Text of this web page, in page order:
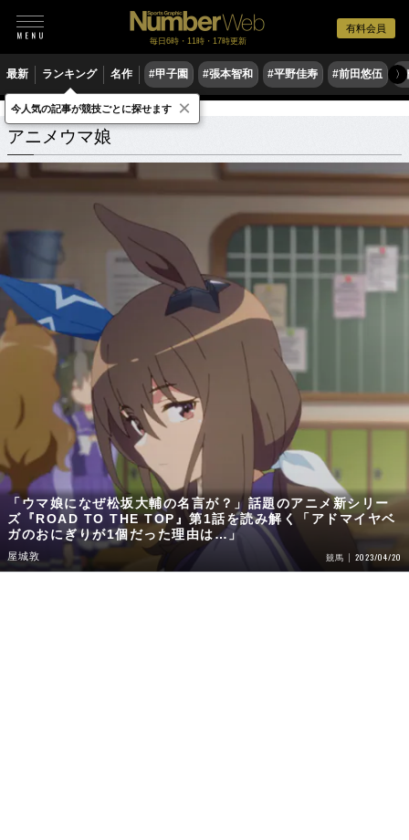
有料会員
毎日6時・11時・17時更新
最新 ランキング 名作 #甲子園 #張本智和 #平野佳寿 #前田悠伍 #
〉
アニメウマ娘 関連記事
アニメウマ娘
「ウマ娘になぜ松坂大輔の名言が？」話題のアニメ新シリー
ズ『ROAD TO THE TOP』第1話を読み解く「アドマイヤベ
ガのおにぎりが1個だった理由は…」
屋城敦 競馬 2023/04/20
今人気の記事が競技ごとに探せます ×